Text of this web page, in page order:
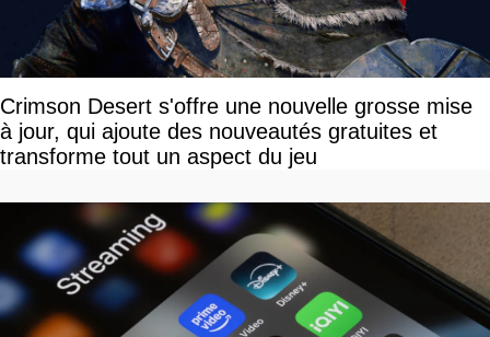
Crimson Desert s'offre une nouvelle grosse mise
à jour, qui ajoute des nouveautés gratuites et
transforme tout un aspect du jeu